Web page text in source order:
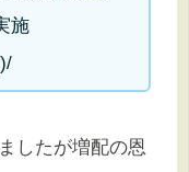
施
したが増配の恩